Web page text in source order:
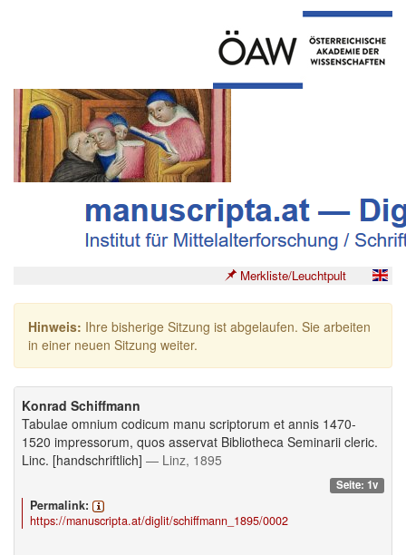
Merkliste/Leuchtpult
Hinweis: Ihre bisherige Sitzung ist abgelaufen. Sie arbeiten
in einer neuen Sitzung weiter.
Konrad Schiffmann
Tabulae omnium codicum manu scriptorum et annis 1470-
1520 impressorum, quos asservat Bibliotheca Seminarii cleric.
Linc. [handschriftlich] — Linz, 1895
Seite: 1v
Permalink:
https://manuscripta.at/diglit/schiffmann_1895/0002